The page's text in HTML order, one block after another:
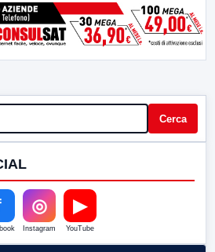
Cerca
◎
Instagram
▶
YouTube